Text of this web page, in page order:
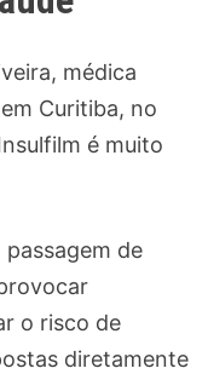
médica
Curitiba, no
é muito
passagem de
o risco de
diretamente